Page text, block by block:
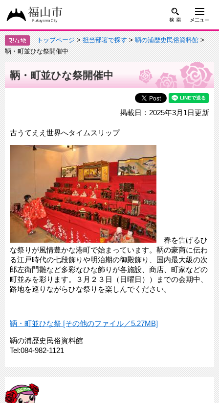
トップページ>担当部署で探す>鞆の浦歴史民俗資料館>
鞆・町並ひな祭開催中
鞆・町並ひな祭開催中
掲載日：2025年3月1日更新
古うてええ世界へタイムスリップ
春を告げるひ
な祭りが風情豊かな港町で始まっています。鞆の豪商に伝わ
る江戸時代の七段飾りや明治期の御殿飾り、国内最大級の次
郎左衛門雛など多彩なひな飾りが各施設、商店、町家などの
町並みを彩ります。３月２３日（日曜日））までの会期中、
路地を巡りながらひな祭りを楽しんでください。
鞆・町並ひな祭 [その他のファイル／5.27MB]
鞆の浦歴史民俗資料館
Tel:084-982-1121